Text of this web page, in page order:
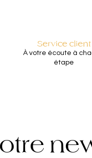
Service client
À votre écoute à
étape